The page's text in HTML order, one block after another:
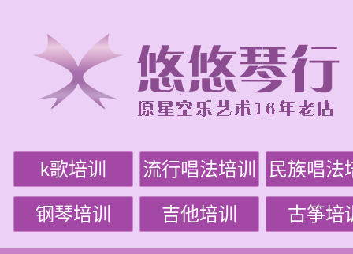
k歌培训 流行唱法培训 民族唱法
钢琴培训 吉他培训 古筝培